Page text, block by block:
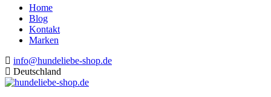
Home
Blog
Kontakt
Marken
info@hundeliebe-shop.de
Deutschland